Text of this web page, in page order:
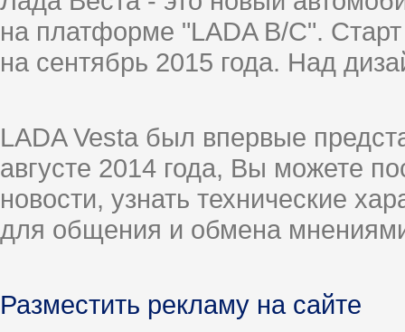
на платформе "LADA B/C".
на сентябрь 2015 года. Над
LADA Vesta был впервые
августе 2014 года, Вы можете
новости, узнать технические
для общения и обмена
Разместить рекламу на сайте